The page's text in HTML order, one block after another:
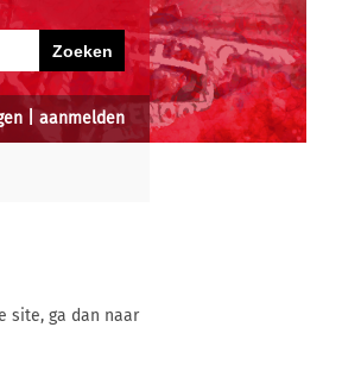
aanmelden
site, ga dan naar